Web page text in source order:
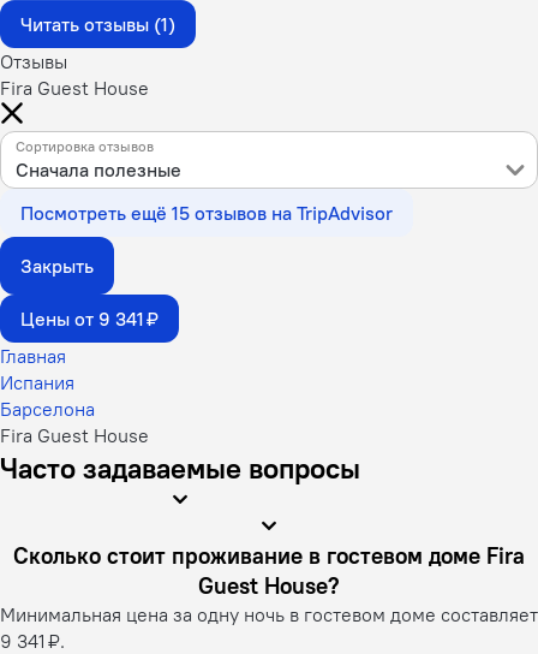
Читать отзывы (1)
Отзывы
Fira Guest House
Сортировка отзывов
Сначала полезные
Посмотреть ещё 15 отзывов на TripAdvisor
Закрыть
Цены от 9 341 ₽
Главная
Испания
Барселона
Fira Guest House
Часто задаваемые вопросы
Сколько стоит проживание в гостевом доме Fira
Guest House?
Минимальная цена за одну ночь в гостевом доме составляет
9 341 ₽.